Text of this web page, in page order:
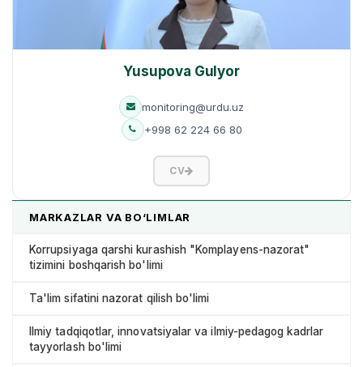
Yusupova Gulyor
monitoring@urdu.uz
+998 62 224 66 80
CV
MARKAZLAR VA BO‘LIMLAR
Korrupsiyaga qarshi kurashish "Komplayens-nazorat"
tizimini boshqarish bo'limi
Ta'lim sifatini nazorat qilish bo'limi
Ilmiy tadqiqotlar, innovatsiyalar va ilmiy-pedagog kadrlar
tayyorlash bo'limi